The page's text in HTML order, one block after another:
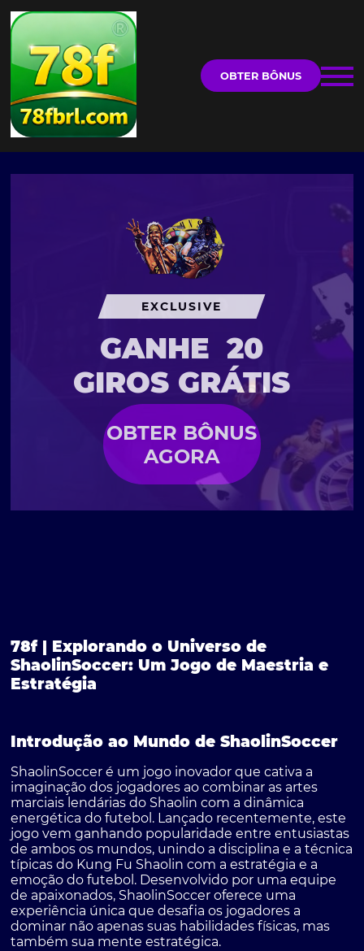
OBTER BÔNUS
EXCLUSIVE
GANHE 20
GIROS GRÁTIS
OBTER BÔNUS
AGORA
78f | Explorando o Universo de
ShaolinSoccer: Um Jogo de Maestria e
Estratégia
Introdução ao Mundo de ShaolinSoccer
ShaolinSoccer é um jogo inovador que cativa a
imaginação dos jogadores ao combinar as artes
marciais lendárias do Shaolin com a dinâmica
energética do futebol. Lançado recentemente, este
jogo vem ganhando popularidade entre entusiastas
de ambos os mundos, unindo a disciplina e a técnica
típicas do Kung Fu Shaolin com a estratégia e a
emoção do futebol. Desenvolvido por uma equipe
de apaixonados, ShaolinSoccer oferece uma
experiência única que desafia os jogadores a
dominar não apenas suas habilidades físicas, mas
também sua mente estratégica.